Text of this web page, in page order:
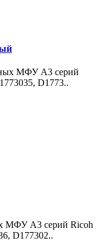
МФУ A3 серий
D1773..
МФУ A3 серий Ricoh
D177302..